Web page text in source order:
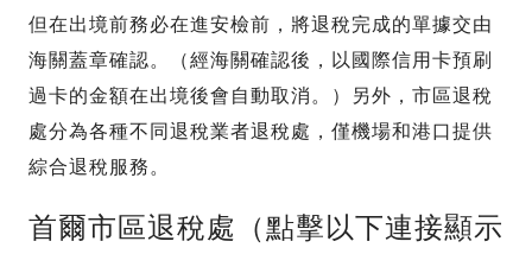
但在出境前務必在進安檢前，將退稅完成的單據交由
海關蓋章確認。（經海關確認後，以國際信用卡預刷
過卡的金額在出境後會自動取消。）另外，市區退稅
處分為各種不同退稅業者退稅處，僅機場和港口提供
綜合退稅服務。
首爾市區退稅處（點擊以下連接顯示